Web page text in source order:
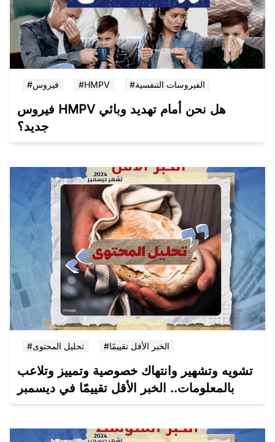
#فيروس #HMPV #الفيروسات التنفسية
فيروس HMPV هل نحن أمام تهديد وبائي
جديد؟
#تحليل المحتوى #الخبر الأقل تقييمًا
تشويه وتشهير وانتهاك خصوصية وتمييز وتلاعب
بالمعلومات.. الخبر الأقل تقييمًا في ديسمبر